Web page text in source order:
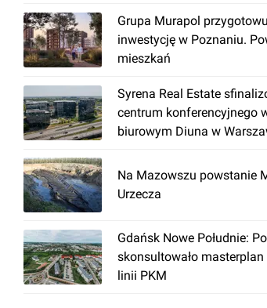
Grupa Murapol
inwestycję w Poznaniu.
mieszkań
Syrena Real Estate
centrum konferencyjnego
biurowym Diuna w
Na Mazowszu powstanie
Urzecza
Gdańsk Nowe Południe:
skonsultowało
linii PKM